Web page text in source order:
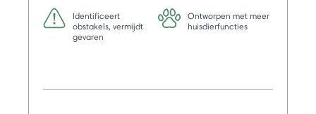
Identificeert
obstakels, vermijdt
gevaren
Ontworpen met meer
huisdierfuncties